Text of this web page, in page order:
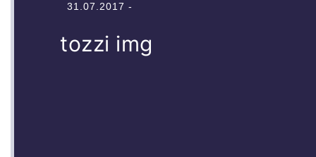
31.07.2017 -
tozzi img